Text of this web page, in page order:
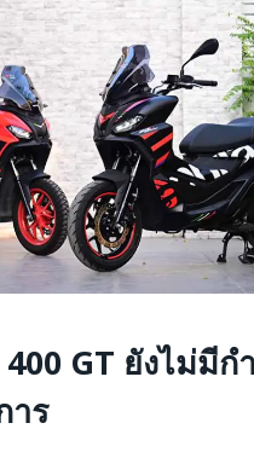
GT ยังไม่มี
าร